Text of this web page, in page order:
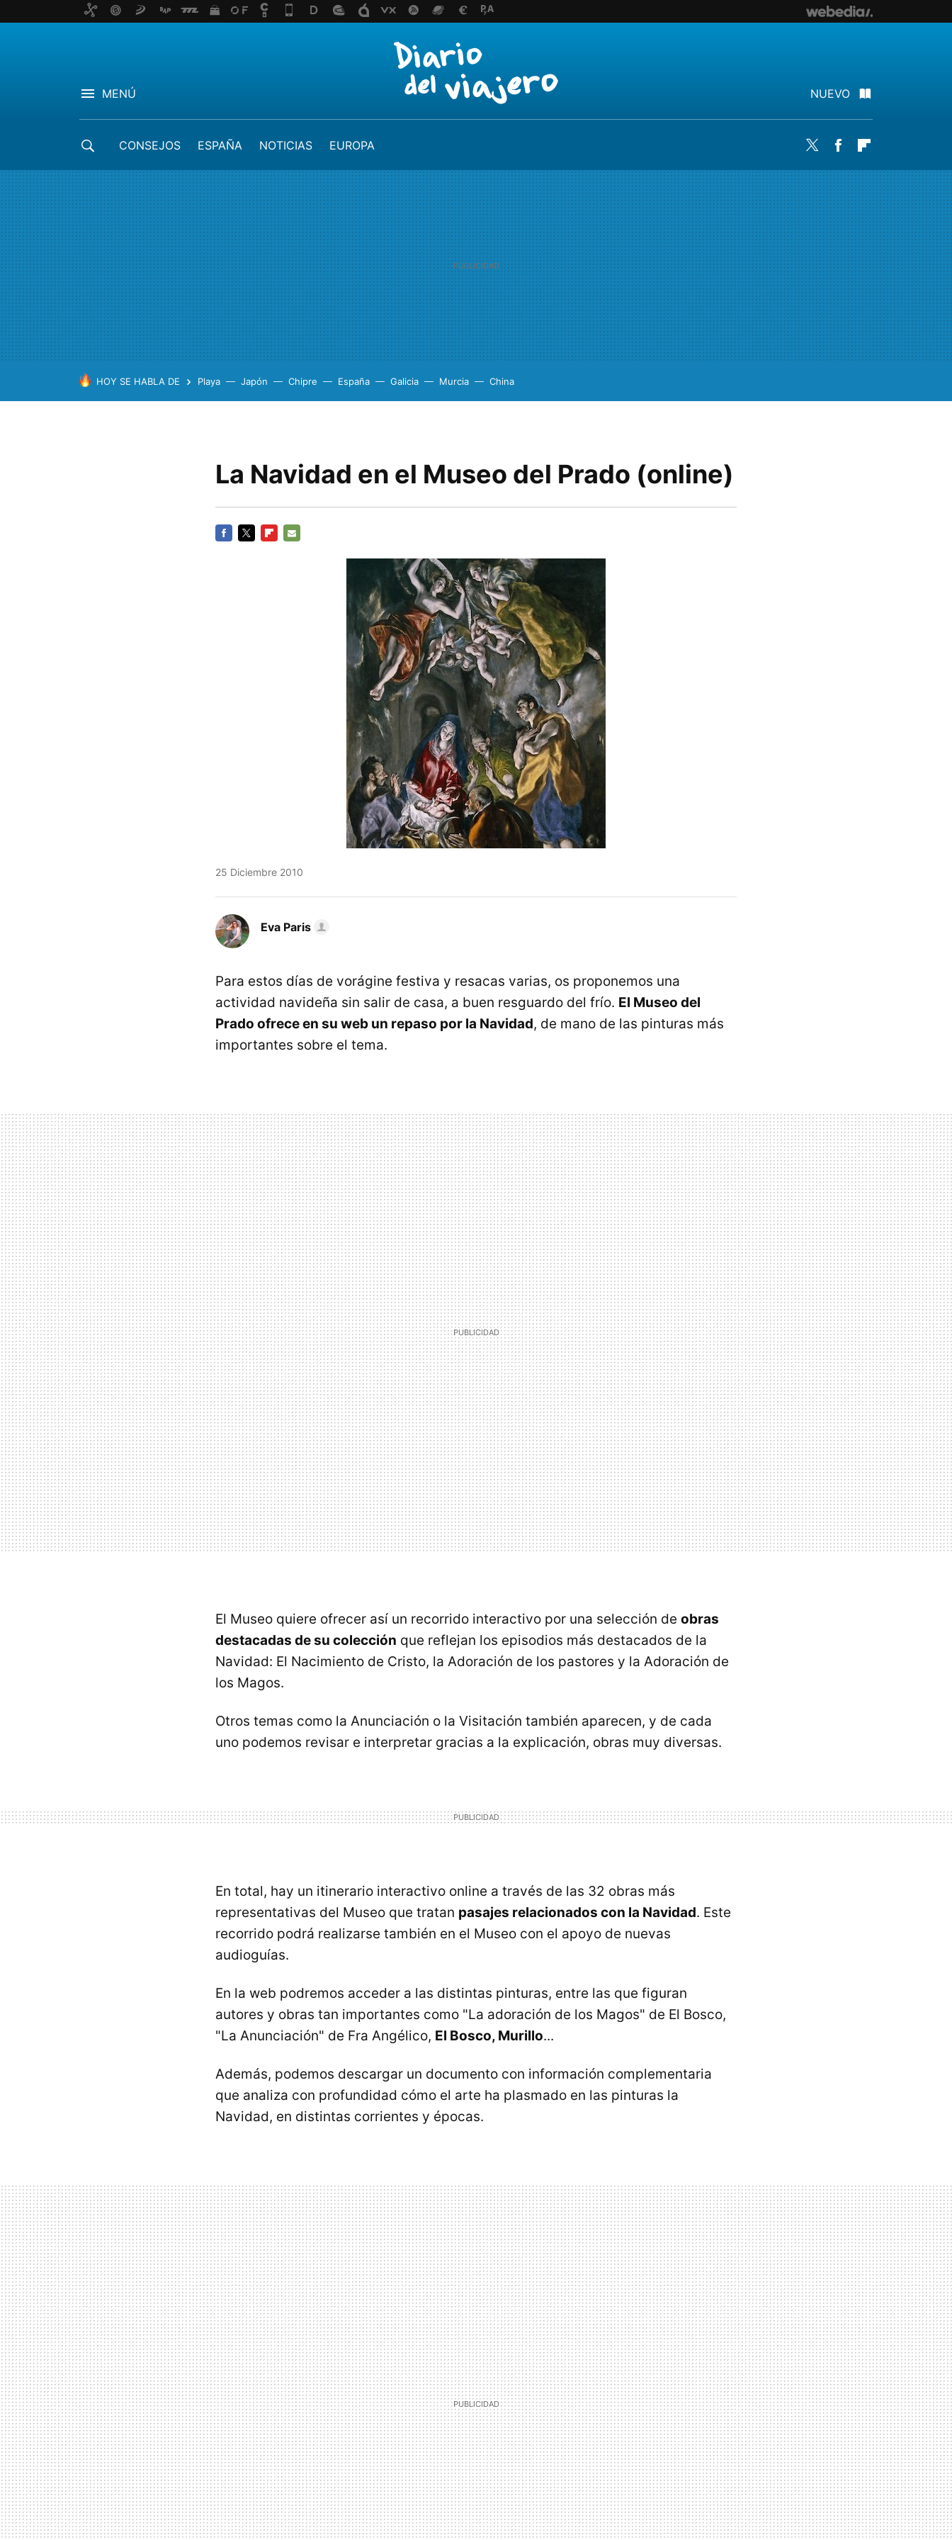
MENÚ NUEVO
CONSEJOS ESPAÑA NOTICIAS EUROPA Twitter Facebook
HOY SE HABLA DE Playa Japón Chipre España Galicia Murcia China
La Navidad en el Museo del Prado (online)
25 Diciembre 2010
Eva Paris
Para estos días de vorágine festiva y resacas varias, os proponemos una
actividad navideña sin salir de casa, a buen resguardo del frío. El Museo del
Prado ofrece en su web un repaso por la Navidad, de mano de las pinturas más
importantes sobre el tema.
El Museo quiere ofrecer así un recorrido interactivo por una selección de obras
destacadas de su colección que reflejan los episodios más destacados de la
Navidad: El Nacimiento de Cristo, la Adoración de los pastores y la Adoración de
los Magos.
Otros temas como la Anunciación o la Visitación también aparecen, y de cada
uno podemos revisar e interpretar gracias a la explicación, obras muy diversas.
En total, hay un itinerario interactivo online a través de las 32 obras más
representativas del Museo que tratan pasajes relacionados con la Navidad. Este
recorrido podrá realizarse también en el Museo con el apoyo de nuevas
audioguías.
En la web podremos acceder a las distintas pinturas, entre las que figuran
autores y obras tan importantes como "La adoración de los Magos" de El Bosco,
"La Anunciación" de Fra Angélico, El Bosco, Murillo...
Además, podemos descargar un documento con información complementaria
que analiza con profundidad cómo el arte ha plasmado en las pinturas la
Navidad, en distintas corrientes y épocas.